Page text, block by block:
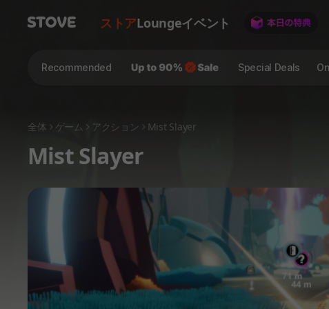
ストアLoungeイベント
Recommended Special Deals
全体 ゲーム アクション Mist Slayer
Mist Slayer